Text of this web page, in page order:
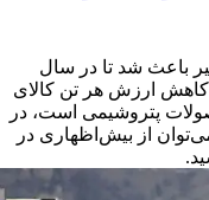
باعث شد تا در سال
ارزش هر تن کالای
پتروشیمی است، در
از بیش‌اظهاری در